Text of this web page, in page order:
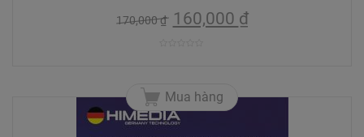
170,000₫ 160,000 ₫
Mua hàng